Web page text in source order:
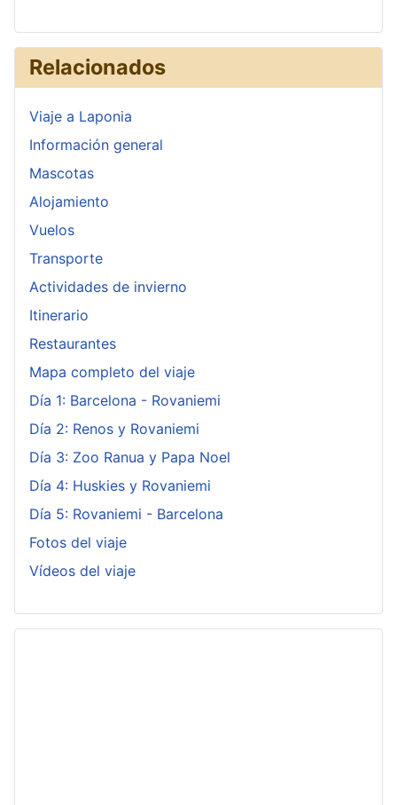
Relacionados
Viaje a Laponia
Información general
Mascotas
Alojamiento
Vuelos
Transporte
Actividades de invierno
Itinerario
Restaurantes
Mapa completo del viaje
Día 1: Barcelona - Rovaniemi
Día 2: Renos y Rovaniemi
Día 3: Zoo Ranua y Papa Noel
Día 4: Huskies y Rovaniemi
Día 5: Rovaniemi - Barcelona
Fotos del viaje
Vídeos del viaje